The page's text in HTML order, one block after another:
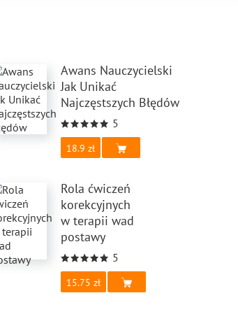
Awans Nauczycielski
Jak Unikać
Najczęstszych Błędów
5
18.9
Rola ćwiczeń
korekcyjnych
w terapii wad
postawy
5
15.75